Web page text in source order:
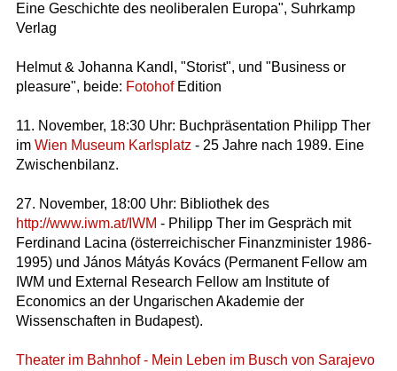
Eine Geschichte des neoliberalen Europa", Suhrkamp
Verlag
Helmut & Johanna Kandl, "Storist", und "Business or
pleasure", beide: FotohofEdition
11. November, 18:30 Uhr: Buchpräsentation Philipp Ther
im Wien Museum Karlsplatz - 25 Jahre nach 1989. Eine
Zwischenbilanz.
27. November, 18:00 Uhr: Bibliothek des
http://www.iwm.at/IWM - Philipp Ther im Gespräch mit
Ferdinand Lacina (österreichischer Finanzminister 1986-
1995) und János Mátyás Kovács (Permanent Fellow am
IWM und External Research Fellow am Institute of
Economics an der Ungarischen Akademie der
Wissenschaften in Budapest).
Theater im Bahnhof - Mein Leben im Busch von Sarajevo